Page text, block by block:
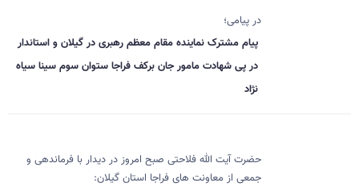
در پیامی؛
پیام مشترک نماینده مقام معظم رهبری در گیلان و استاندار
در پی شهادت مامور جان برکف فراجا ستوان سوم سینا سیاه
نژاد
حضرت آیت الله فلاحتی صبح امروز در دیدار با فرماندهی و
جمعی از معاونت های فراجا استان گیلان: